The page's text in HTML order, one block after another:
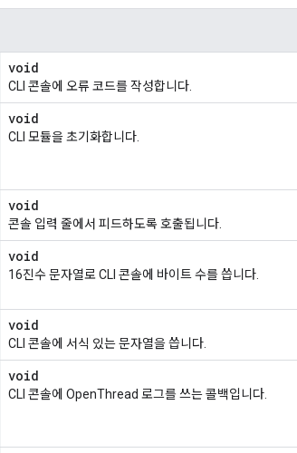
void
CLI 콘솔에 오류 코드를 작성합니다.
void
CLI 모듈을 초기화합니다.
void
콘솔 입력 줄에서 피드하도록 호출됩니다.
void
16진수 문자열로 CLI 콘솔에 바이트 수를 씁니다.
void
CLI 콘솔에 서식 있는 문자열을 씁니다.
void
CLI 콘솔에 OpenThread 로그를 쓰는 콜백입니다.